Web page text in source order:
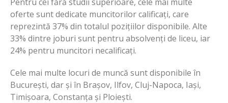
oferte sunt dedicate muncitorilor calificați, care
reprezintă 37% din totalul pozițiilor disponibile. Alte
33% dintre joburi sunt pentru absolvenți de liceu, iar
24% pentru muncitori necalificați.
Cele mai multe locuri de muncă sunt disponibile în
București, dar și în Brașov, Ilfov, Cluj-Napoca, Iași,
Timișoara, Constanța și Ploiești.